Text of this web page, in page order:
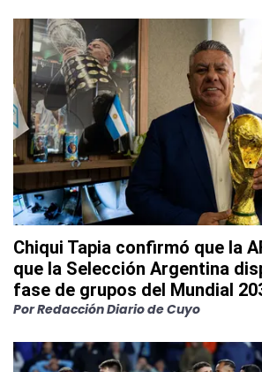
Chiqui Tapia confirmó que la
que la Selección Argentina
fase de grupos del Mundial
PorRedacción Diario de Cuyo